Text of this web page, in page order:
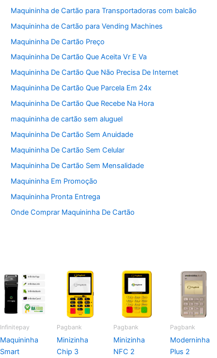
Maquininha de Cartão para Transportadoras com balcão
Maquininha de Cartão para Vending Machines
Maquininha De Cartão Preço
Maquininha De Cartão Que Aceita Vr E Va
Maquininha De Cartão Que Não Precisa De Internet
Maquininha De Cartão Que Parcela Em 24x
Maquininha De Cartão Que Recebe Na Hora
maquininha de cartão sem aluguel
Maquininha De Cartão Sem Anuidade
Maquininha De Cartão Sem Celular
Maquininha De Cartão Sem Mensalidade
Maquininha Em Promoção
Maquininha Pronta Entrega
Onde Comprar Maquininha De Cartão
Infinitepay
Maquininha
Smart
Pagbank
Minizinha
Chip 3
Pagbank
Minizinha
NFC 2
Pagbank
Moderninha
Plus 2